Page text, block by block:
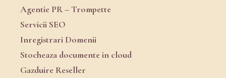
Agentie PR – Trompette
Servicii SEO
Inregistrari Domenii
Stocheaza documente in cloud
Gazduire Reseller